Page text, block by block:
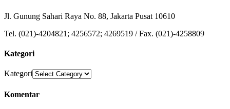
Jl. Gunung Sahari Raya No. 88, Jakarta Pusat 10610
Tel. (021)-4204821; 4256572; 4269519 / Fax. (021)-4258809
Kategori
Kategori
Komentar